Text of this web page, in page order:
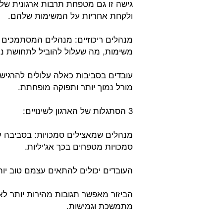
גישה זו גם מטפחת תרבות ארגונית
ולקחת אחריות על המשימות שלהם.
מנהלים ריכוזיים: מנהלים המסתמכים
משימות, מה שעלול להוביל לתחושת
עובדים בסביבות כאלה עלולים
מורל נמוך יותר ותפוקה מופחתת.
3 הסתגלות של הארגון לשינויים:
מנהלים שמאצילים סמכויות:
סמכויות מטפחים בכך אג'יליות.
העובדים יכולים להתאים עצמם טוב
הביזור מאפשר תגובות מהירות יותר
מתמשכת וגמישות.